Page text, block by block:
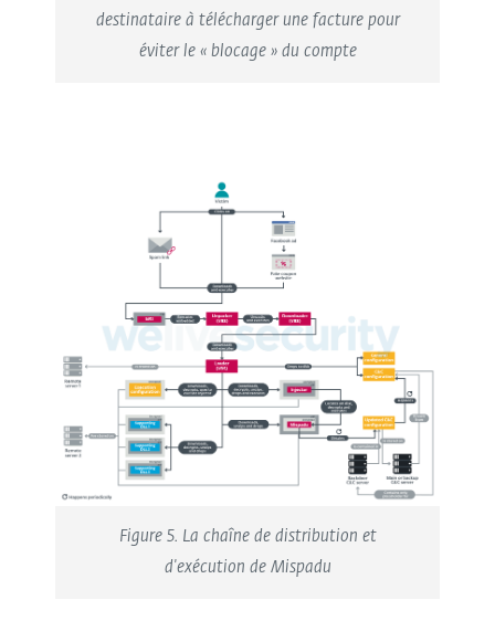
destinataire à télécharger une facture pour
éviter le « blocage » du compte
Figure 5. La chaîne de distribution et
d'exécution de Mispadu